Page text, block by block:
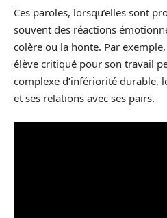
Ces paroles, lorsqu’elles sont
souvent des réactions
colère ou la honte. Par
élève critiqué pour son travail
complexe d’infériorité durable,
et ses relations avec ses pairs.